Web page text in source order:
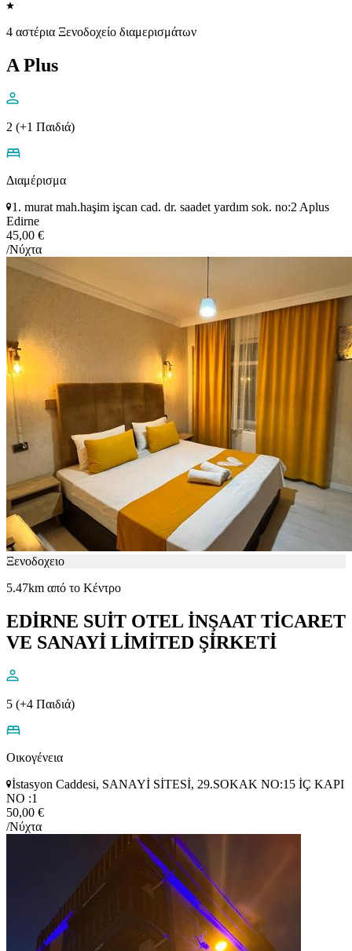
4 αστέρια Ξενοδοχείο διαμερισμάτων
A Plus
2 (+1 Παιδιά)
Διαμέρισμα
1. murat mah.haşim işcan cad. dr. saadet yardım sok. no:2 Aplus
Edirne
45,00 €
/Νύχτα
Ξενοδοχειο
5.47km από το Κέντρο
EDİRNE SUİT OTEL İNŞAAT TİCARET
VE SANAYİ LİMİTED ŞİRKETİ
5 (+4 Παιδιά)
Οικογένεια
İstasyon Caddesi, SANAYİ SİTESİ, 29.SOKAK NO:15 İÇ KAPI
NO :1
50,00 €
/Νύχτα